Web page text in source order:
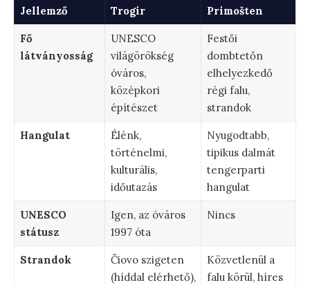
Jellemző Trogir Primošten
Fő
látványosság
UNESCO
világörökség
óváros,
középkori
építészet
Festői
dombtetőn
elhelyezkedő
régi falu,
strandok
Hangulat
Élénk,
történelmi,
kulturális,
időutazás
Nyugodtabb,
tipikus dalmát
tengerparti
hangulat
UNESCO
státusz
Igen, az óváros
1997 óta
Nincs
Strandok
Čiovo szigeten
(híddal elérhető),
Közvetlenül a
falu körül, híres